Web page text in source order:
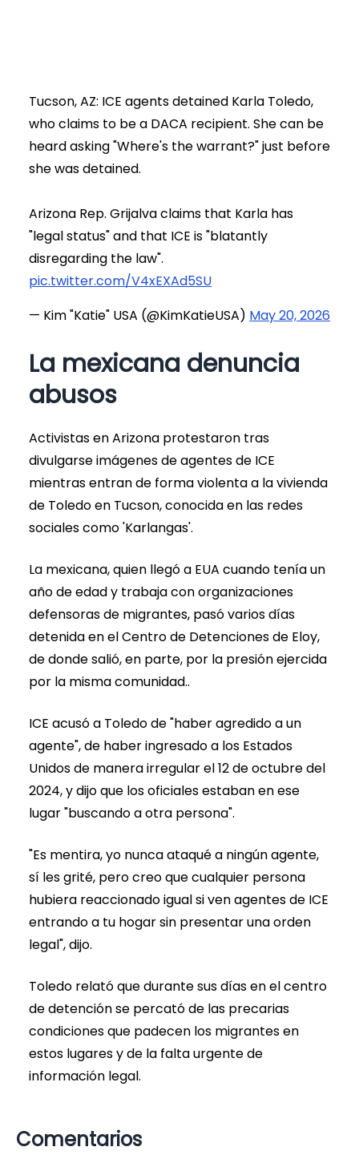
Tucson, AZ: ICE agents detained Karla Toledo,
who claims to be a DACA recipient. She can be
heard asking "Where's the warrant?" just before
she was detained.
Arizona Rep. Grijalva claims that Karla has
"legal status" and that ICE is "blatantly
disregarding the law".
pic.twitter.com/V4xEXAd5SU
— Kim "Katie" USA (@KimKatieUSA) May 20, 2026
La mexicana denuncia
abusos
Activistas en Arizona protestaron tras
divulgarse imágenes de agentes de ICE
mientras entran de forma violenta a la vivienda
de Toledo en Tucson, conocida en las redes
sociales como 'Karlangas'.
La mexicana, quien llegó a EUA cuando tenía un
año de edad y trabaja con organizaciones
defensoras de migrantes, pasó varios días
detenida en el Centro de Detenciones de Eloy,
de donde salió, en parte, por la presión ejercida
por la misma comunidad..
ICE acusó a Toledo de "haber agredido a un
agente", de haber ingresado a los Estados
Unidos de manera irregular el 12 de octubre del
2024, y dijo que los oficiales estaban en ese
lugar "buscando a otra persona".
"Es mentira, yo nunca ataqué a ningún agente,
sí les grité, pero creo que cualquier persona
hubiera reaccionado igual si ven agentes de ICE
entrando a tu hogar sin presentar una orden
legal", dijo.
Toledo relató que durante sus días en el centro
de detención se percató de las precarias
condiciones que padecen los migrantes en
estos lugares y de la falta urgente de
información legal.
Comentarios